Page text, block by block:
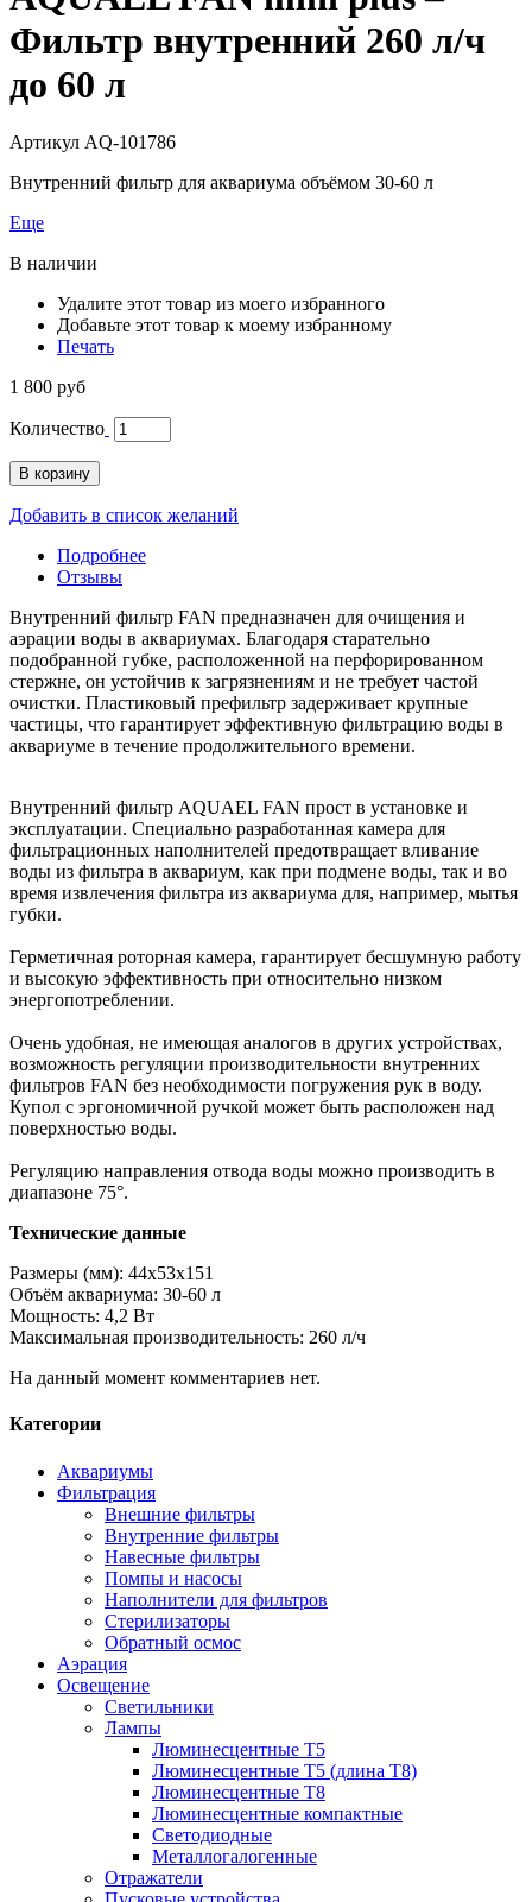
Фильтр внутренний 260 л/ч
до 60 л
Артикул AQ-101786
Внутренний фильтр для аквариума объёмом 30-60 л
Еще
В наличии
Удалите этот товар из моего избранного
Добавьте этот товар к моему избранному
Печать
1 800 руб
Количество
В корзину
Добавить в список желаний
Подробнее
Отзывы
Внутренний фильтр FAN предназначен для очищения и
аэрации воды в аквариумах. Благодаря старательно
подобранной губке, расположенной на перфорированном
стержне, он устойчив к загрязнениям и не требует частой
очистки. Пластиковый префильтр задерживает крупные
частицы, что гарантирует эффективную фильтрацию воды в
аквариуме в течение продолжительного времени.
Внутренний фильтр AQUAEL FAN прост в установке и
эксплуатации. Специально разработанная камера для
фильтрационных наполнителей предотвращает вливание
воды из фильтра в аквариум, как при подмене воды, так и во
время извлечения фильтра из аквариума для, например, мытья
губки.
Герметичная роторная камера, гарантирует бесшумную работу
и высокую эффективность при относительно низком
энергопотреблении.
Очень удобная, не имеющая аналогов в других устройствах,
возможность регуляции производительности внутренних
фильтров FAN без необходимости погружения рук в воду.
Купол с эргономичной ручкой может быть расположен над
поверхностью воды.
Регуляцию направления отвода воды можно производить в
диапазоне 75°.
Технические данные
Размеры (мм): 44x53x151
Объём аквариума: 30-60 л
Мощность: 4,2 Вт
Максимальная производительность: 260 л/ч
На данный момент комментариев нет.
Категории
Аквариумы
Фильтрация
Внешние фильтры
Внутренние фильтры
Навесные фильтры
Помпы и насосы
Наполнители для фильтров
Стерилизаторы
Обратный осмос
Аэрация
Освещение
Светильники
Лампы
Люминесцентные T5
Люминесцентные T5 (длина T8)
Люминесцентные T8
Люминесцентные компактные
Светодиодные
Металлогалогенные
Отражатели